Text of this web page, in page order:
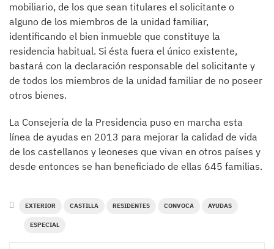
mobiliario, de los que sean titulares el solicitante o
alguno de los miembros de la unidad familiar,
identificando el bien inmueble que constituye la
residencia habitual. Si ésta fuera el único existente,
bastará con la declaración responsable del solicitante y
de todos los miembros de la unidad familiar de no poseer
otros bienes.
La Consejería de la Presidencia puso en marcha esta
línea de ayudas en 2013 para mejorar la calidad de vida
de los castellanos y leoneses que vivan en otros países y
desde entonces se han beneficiado de ellas 645 familias.
EXTERIOR CASTILLA RESIDENTES CONVOCA AYUDAS
ESPECIAL